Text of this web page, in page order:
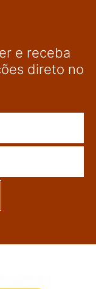
e receba
direto no